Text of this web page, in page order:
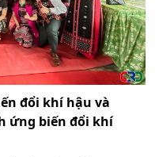
đổi khí hậu và
ứng biến đổi khí